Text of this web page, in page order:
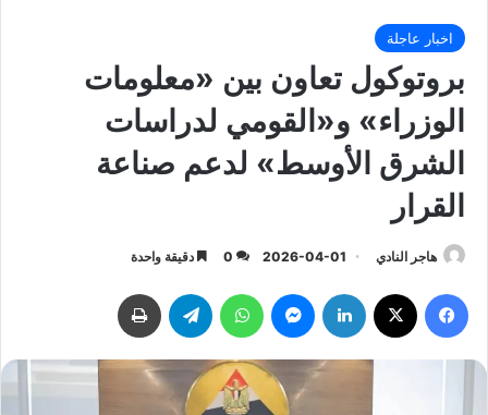
اخبار عاجلة
بروتوكول تعاون بين «معلومات
الوزراء» و«القومي لدراسات
الشرق الأوسط» لدعم صناعة
القرار
هاجر النادي 2026-04-01
0 دقيقة واحدة